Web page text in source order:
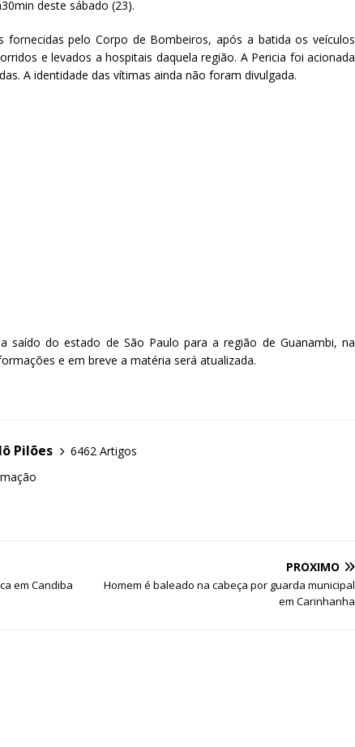
deste sábado (23).
fornecidas pelo Corpo de Bombeiros, após a batida os veículos
e levados a hospitais daquela região. A Pericia foi acionada
A identidade das vítimas ainda não foram divulgada.
saído do estado de São Paulo para a região de Guanambi, na
e em breve a matéria será atualizada.
Pilões
6462 Artigos
em Candiba
PRÓXIMO
Homem é baleado na cabeça por guarda municipal
em Carinhanha